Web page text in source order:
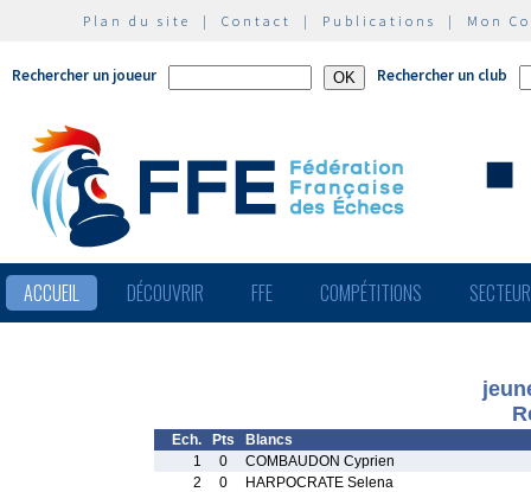
Plan du site | Contact | Publications | Mon
Rechercher un joueur Rechercher un club
ACCUEIL DÉCOUVRIR FFE COMPÉTITIONS
Ech. Pts
Blancs
1
0
COMBAUDON Cyprien
2
0
HARPOCRATE Selena